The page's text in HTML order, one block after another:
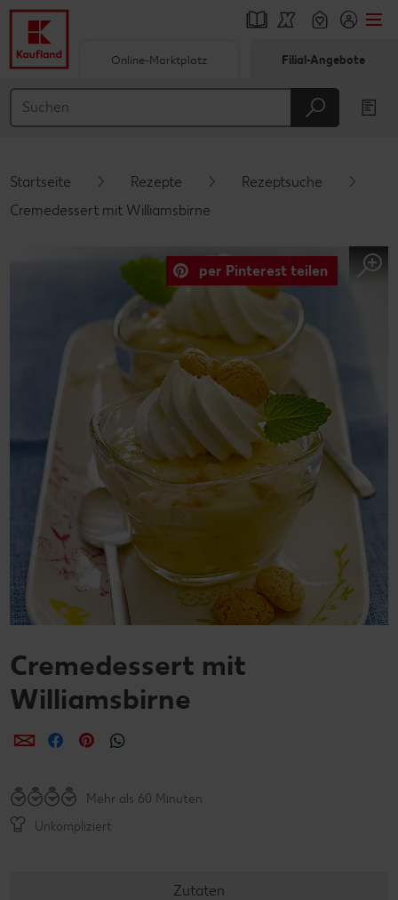
Hauptinhalt
Schwebender Seitenbereich
Online-Marktplatz Filial-Angebote
Startseite Rezepte
Rezeptsuche
Cremedessert mit Williamsbirne
per Pinterest teilen
Cremedessert mit
Williamsbirne
per E-Mail teilen
per Facebook teilen
per Pinterest teilen
Mehr als 60 Minuten
Unkompliziert
Zutaten